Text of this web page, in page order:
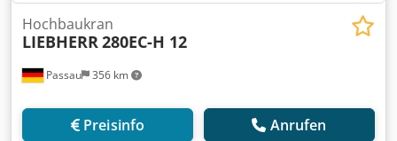
Passau 356 km
Hochbaukran
LIEBHERR 280EC-H 12
Preisinfo Anrufen